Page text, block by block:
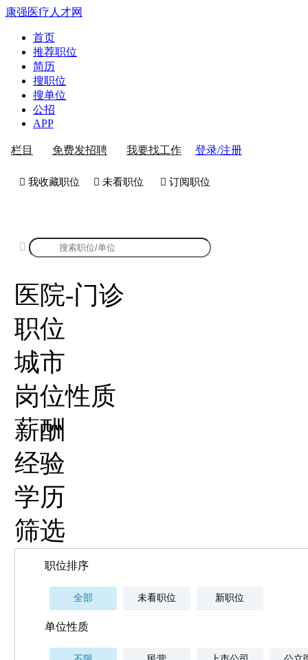
康强医疗人才网
首页
推荐职位
简历
搜职位
搜单位
公招
APP
栏目 免费发招聘 我要找工作 登录/注册
 我收藏职位  未看职位  订阅职位

医院-门诊
职位
城市
岗位性质
薪酬
经验
学历
筛选
职位排序
全部 未看职位 新职位
单位性质